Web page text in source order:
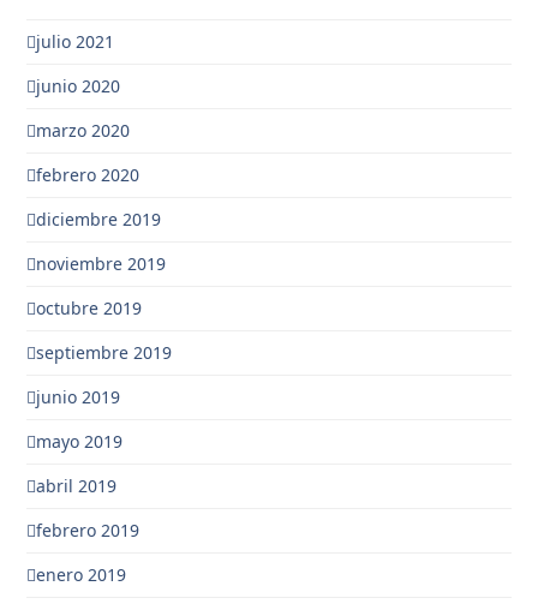
julio 2021
junio 2020
marzo 2020
febrero 2020
diciembre 2019
noviembre 2019
octubre 2019
septiembre 2019
junio 2019
mayo 2019
abril 2019
febrero 2019
enero 2019